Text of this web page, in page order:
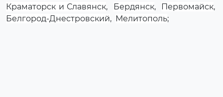
Краматорск и Славянск, Бердянск, Первомайск,
Белгород-Днестровский, Мелитополь;